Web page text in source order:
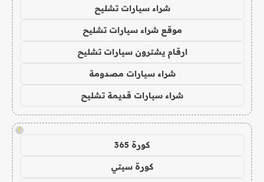
شراء سيارات تشليح
موقع شراء سيارات تشليح
ارقام يشترون سيارات تشليح
شراء سيارات مصدومة
شراء سيارات قديمة تشليح
!
كورة 365
كورة سيتي